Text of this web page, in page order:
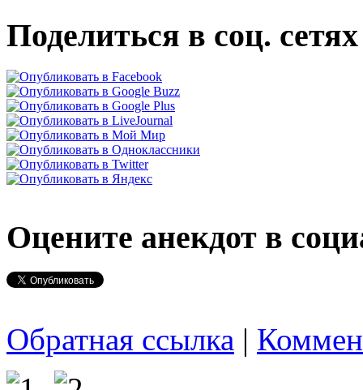
Поделиться в соц. сетях
Оцените анекдот в
Обратная ссылка |